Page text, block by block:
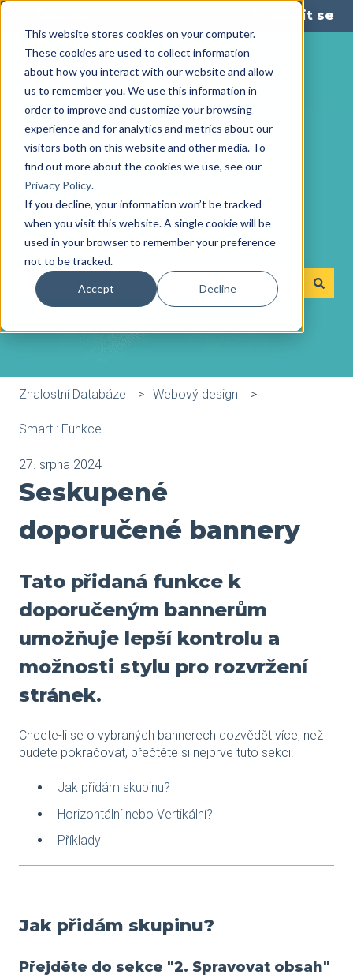
This website stores cookies on your computer.
These cookies are used to collect information
about how you interact with our website and allow
us to remember you. We use this information in
order to improve and customize your browsing
experience and for analytics and metrics about our
visitors both on this website and other media. To
find out more about the cookies we use, see our
Privacy Policy.
If you decline, your information won’t be tracked
when you visit this website. A single cookie will be
used in your browser to remember your preference
not to be tracked.
Accept Decline
Zobrazit podnabídku pro překlady
Přihlásit se
S čím vám můžeme
pomoct?
K dispozici nejsou žádné návrhy, protože pole hledání
Znalostní Databáze Webový design
Smart : Funkce
27. srpna 2024
Seskupené
doporučené bannery
Tato přidaná funkce k
doporučeným bannerům
umožňuje lepší kontrolu a
možnosti stylu pro rozvržení
stránek.
Chcete-li se o vybraných bannerech dozvědět více, než
budete pokračovat, přečtěte si nejprve tuto sekci.
Jak přidám skupinu?
Horizontální nebo Vertikální?
Příklady
Jak přidám skupinu?
Přejděte do sekce "2. Spravovat obsah"